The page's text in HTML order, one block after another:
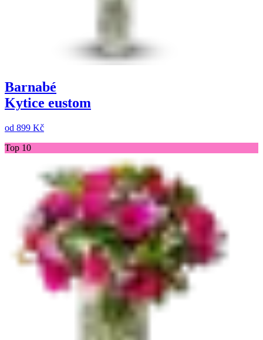
Barnabé
Kytice eustom
od 899 Kč
Top 10